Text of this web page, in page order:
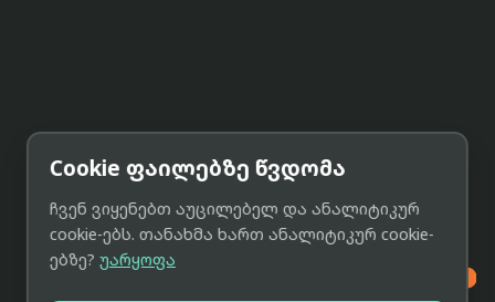

Cookie ფაილებზე წვდომა
ჩვენ ვიყენებთ აუცილებელ და ანალიტიკურ
cookie-ებს. თანახმა ხართ ანალიტიკურ cookie-
ებზე? უარყოფა